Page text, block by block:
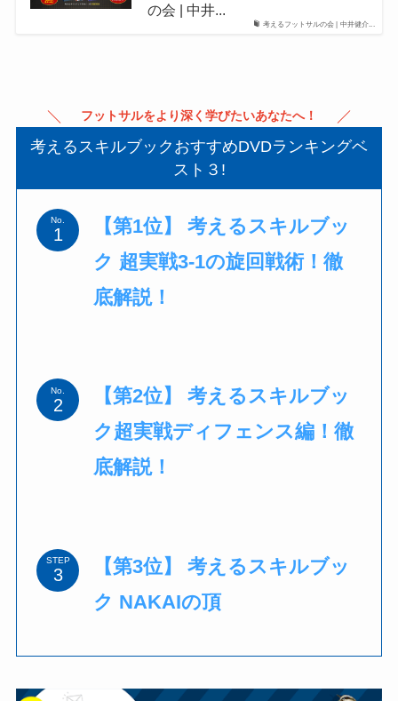
考えるフットサルの会 | 中井健介...
の会 | 中井...
フットサルをより深く学びたいあなたへ！
考えるスキルブックおすすめDVDランキングベ
スト３!
No.
【第1位】 考えるスキルブッ
ク 超実戦3-1の旋回戦術！徹
底解説！
No.
【第2位】 考えるスキルブッ
ク超実戦ディフェンス編！徹
底解説！
STEP
【第3位】 考えるスキルブッ
ク NAKAIの頂